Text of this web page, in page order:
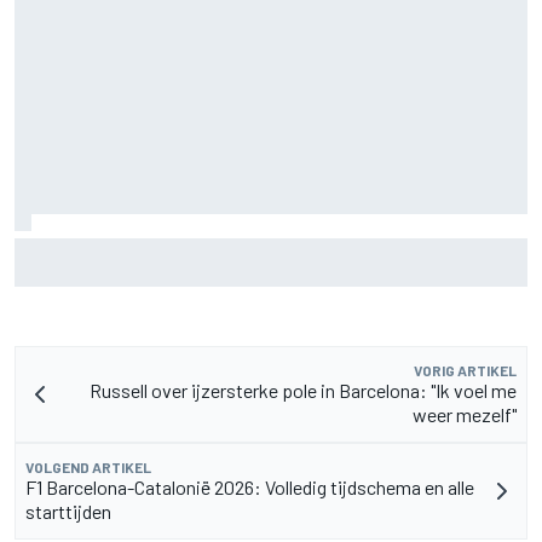
VORIG ARTIKEL
Russell over ijzersterke pole in Barcelona: "Ik voel me
weer mezelf"
VOLGEND ARTIKEL
F1 Barcelona-Catalonië 2026: Volledig tijdschema en alle
starttijden